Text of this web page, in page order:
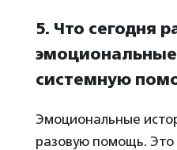
5. Что сегодня
эмоциональные
системную
Эмоциональные
разовую помощь.